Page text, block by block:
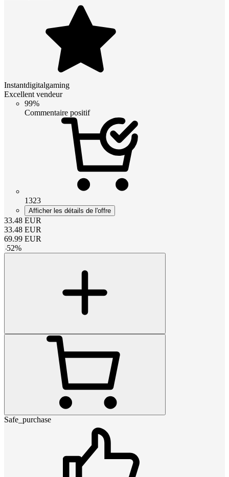
Instantdigitalgaming
Excellent vendeur
99%
Commentaire positif
1323
Afficher les détails de l'offre
33.48 EUR
33.48 EUR
69.99 EUR
-52%
Safe_purchase